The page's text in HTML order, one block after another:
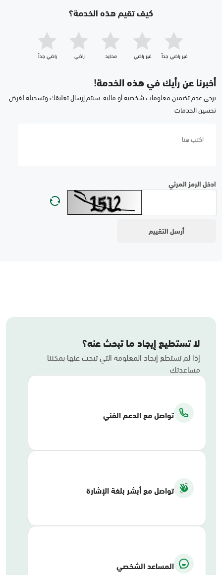
كيف تقيم هذه الخدمة؟
غير راضي جداّ غير راضي محايد راضي راضي جداّ
أخبرنا عن رأيك في هذه الخدمة!
يرجى عدم تضمين معلومات شخصية أو مالية. سيتم إرسال تعليقك وتسجيله لغرض
تحسين الخدمات
ادخل الرمز المرئي
لا تستطيع إيجاد ما تبحث عنه؟
إذا لم تستطع إيجاد المعلومة التي تبحث عنها يمكننا
مساعدتك
تواصل مع الدعم الفني
تواصل مع أبشر بلغة الإشارة
المساعد الشخصي